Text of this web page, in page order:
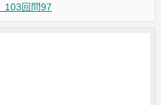
回問97